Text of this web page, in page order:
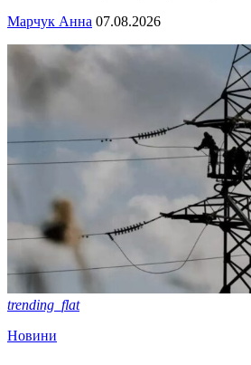
Марчук Анна 07.08.2026
trending_flat
Новини